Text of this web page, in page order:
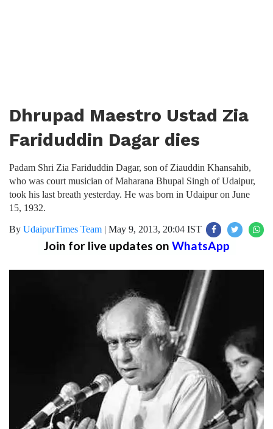
Dhrupad Maestro Ustad Zia
Fariduddin Dagar dies
Padam Shri Zia Fariduddin Dagar, son of Ziauddin Khansahib,
who was court musician of Maharana Bhupal Singh of Udaipur,
took his last breath yesterday. He was born in Udaipur on June
15, 1932.
By UdaipurTimes Team | May 9, 2013, 20:04 IST
Join for live updates on WhatsApp